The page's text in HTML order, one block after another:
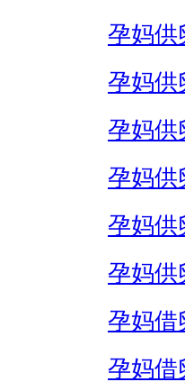
孕妈供
孕妈供
孕妈供
孕妈供
孕妈供
孕妈供
孕妈借
孕妈借